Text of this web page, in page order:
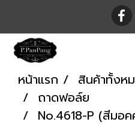
หน้าแรก สินค้าทั้งห
ถาดฟอล์ย
No.4618-P (สีมอ